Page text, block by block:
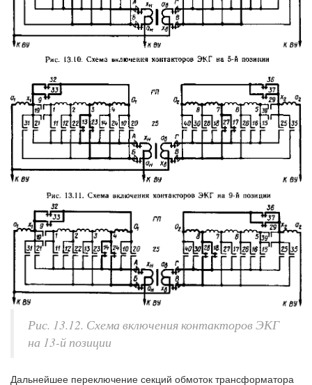
Рис. 13.12. Схема включения контакторов ЭКГ
на 13-й позиции
Дальнейшее переключение секций обмоток трансформатора